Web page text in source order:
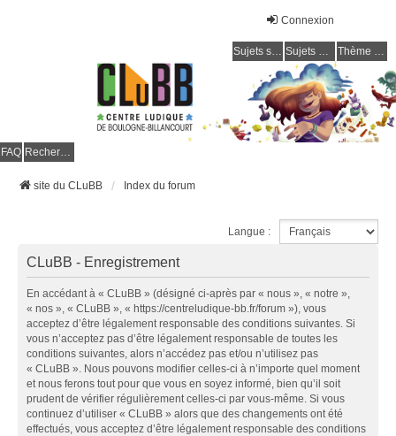
Connexion
Sujets sans réponse Sujets actifs Thème clair / foncé
FAQ Rechercher
site du CLuBB Index du forum
Langue :
CLuBB - Enregistrement
En accédant à « CLuBB » (désigné ci-après par « nous », « notre »,
« nos », « CLuBB », « https://centreludique-bb.fr/forum »), vous
acceptez d’être légalement responsable des conditions suivantes. Si
vous n’acceptez pas d’être légalement responsable de toutes les
conditions suivantes, alors n’accédez pas et/ou n’utilisez pas
« CLuBB ». Nous pouvons modifier celles-ci à n’importe quel moment
et nous ferons tout pour que vous en soyez informé, bien qu’il soit
prudent de vérifier régulièrement celles-ci par vous-même. Si vous
continuez d’utiliser « CLuBB » alors que des changements ont été
effectués, vous acceptez d’être légalement responsable des conditions